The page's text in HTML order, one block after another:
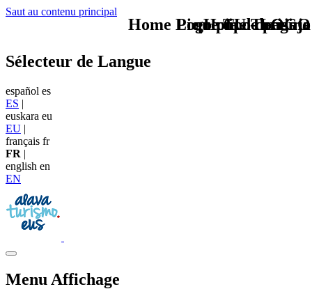
Saut au contenu principal
TU - LOGO
Sélecteur de Langue
español es
ES |
euskara eu
EU |
français fr
FR |
english en
EN
Menu Affichage
que tipo de viaje
Home Logo pie de página
Pie Home Turismo